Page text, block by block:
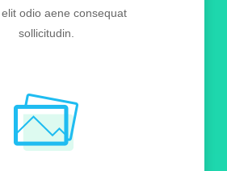
odio aene consequat
sollicitudin.